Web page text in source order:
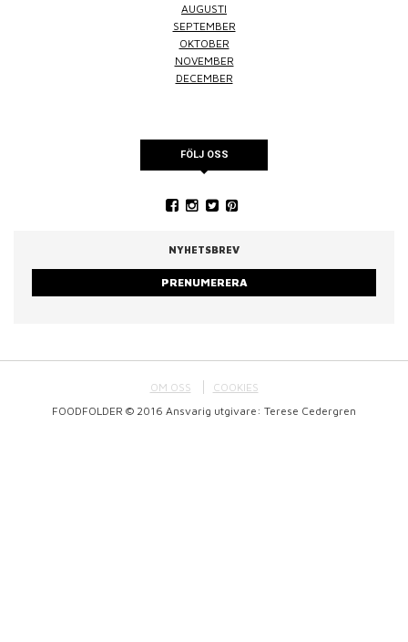
AUGUSTI
SEPTEMBER
OKTOBER
NOVEMBER
DECEMBER
FÖLJ OSS
NYHETSBREV
PRENUMERERA
OM OSS
COOKIES
FOODFOLDER © 2016 Ansvarig utgivare: Terese Cedergren